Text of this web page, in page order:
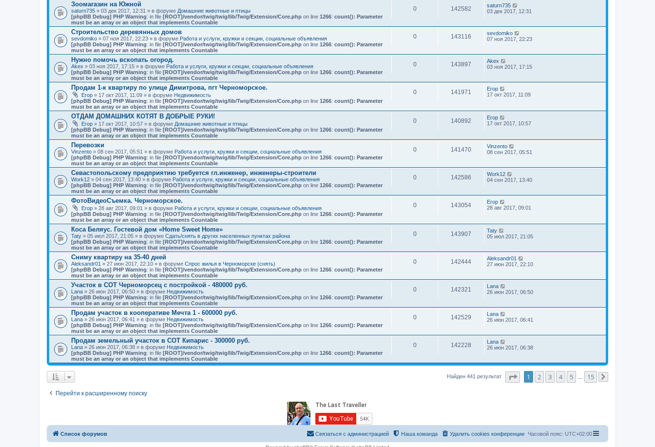
Зоомагазин на Южной
saturn735 » 03 дек 2017, 12:31 » в форуме Домашние животные и птицы
[phpBB Debug] PHP Warning: in file [ROOT]/vendor/twig/twig/lib/Twig/Extension/Core.php on line 1266: count(): Parameter
must be an array or an object that implements Countable
0 142582
saturn735
03 дек 2017, 12:31
Строительство деревянных домов
sevdomiko » 07 ноя 2017, 22:23 » в форуме Работа и услуги, кружки и секции, социальные объявления
[phpBB Debug] PHP Warning: in file [ROOT]/vendor/twig/twig/lib/Twig/Extension/Core.php on line 1266: count(): Parameter
must be an array or an object that implements Countable
0 143116
sevdomiko
07 ноя 2017, 22:23
Нужно помочь вскопать огород.
Akex » 03 ноя 2017, 17:15 » в форуме Работа и услуги, кружки и секции, социальные объявления
[phpBB Debug] PHP Warning: in file [ROOT]/vendor/twig/twig/lib/Twig/Extension/Core.php on line 1266: count(): Parameter
must be an array or an object that implements Countable
0 143897
Akex
03 ноя 2017, 17:15
Продам 1-к квартиру по улице Димитрова, пгт Черноморское.
Егор » 17 окт 2017, 11:09 » в форуме Недвижимость
[phpBB Debug] PHP Warning: in file [ROOT]/vendor/twig/twig/lib/Twig/Extension/Core.php on line 1266: count(): Parameter
must be an array or an object that implements Countable
0 141971
Егор
17 окт 2017, 11:09
ОТДАМ ДОМАШНИХ КОТЯТ В ДОБРЫЕ РУКИ!
Егор » 17 окт 2017, 10:57 » в форуме Домашние животные и птицы
[phpBB Debug] PHP Warning: in file [ROOT]/vendor/twig/twig/lib/Twig/Extension/Core.php on line 1266: count(): Parameter
must be an array or an object that implements Countable
0 140892
Егор
17 окт 2017, 10:57
Перевозки
Vinzento » 08 сен 2017, 05:51 » в форуме Работа и услуги, кружки и секции, социальные объявления
[phpBB Debug] PHP Warning: in file [ROOT]/vendor/twig/twig/lib/Twig/Extension/Core.php on line 1266: count(): Parameter
must be an array or an object that implements Countable
0 141470
Vinzento
08 сен 2017, 05:51
Севастопольскому предприятию требуется гл.инженер, инженеры-строители
Work12 » 04 сен 2017, 13:40 » в форуме Работа и услуги, кружки и секции, социальные объявления
[phpBB Debug] PHP Warning: in file [ROOT]/vendor/twig/twig/lib/Twig/Extension/Core.php on line 1266: count(): Parameter
must be an array or an object that implements Countable
0 142586
Work12
04 сен 2017, 13:40
ФотоВидеоСъемка. Черноморское.
Егор » 28 авг 2017, 09:01 » в форуме Работа и услуги, кружки и секции, социальные объявления
[phpBB Debug] PHP Warning: in file [ROOT]/vendor/twig/twig/lib/Twig/Extension/Core.php on line 1266: count(): Parameter
must be an array or an object that implements Countable
0 143054
Егор
28 авг 2017, 09:01
Коса Беляус. Гостевой дом «Home Sweet Home»
Taty » 05 июл 2017, 21:05 » в форуме Сдать/снять в других населенных пунктах района
[phpBB Debug] PHP Warning: in file [ROOT]/vendor/twig/twig/lib/Twig/Extension/Core.php on line 1266: count(): Parameter
must be an array or an object that implements Countable
0 143907
Taty
05 июл 2017, 21:05
Сниму квартиру на 35-40 дней
Aleksandr01 » 27 июн 2017, 22:10 » в форуме Спрос жилья в Черноморске (снять)
[phpBB Debug] PHP Warning: in file [ROOT]/vendor/twig/twig/lib/Twig/Extension/Core.php on line 1266: count(): Parameter
must be an array or an object that implements Countable
0 142444
Aleksandr01
27 июн 2017, 22:10
Участок в СОТ Черноморсец с постройкой - 480000 руб.
Lana » 26 июн 2017, 06:50 » в форуме Недвижимость
[phpBB Debug] PHP Warning: in file [ROOT]/vendor/twig/twig/lib/Twig/Extension/Core.php on line 1266: count(): Parameter
must be an array or an object that implements Countable
0 142321
Lana
26 июн 2017, 06:50
Продам участок в кооперативе Мечта 1 - 600000 руб.
Lana » 26 июн 2017, 06:41 » в форуме Недвижимость
[phpBB Debug] PHP Warning: in file [ROOT]/vendor/twig/twig/lib/Twig/Extension/Core.php on line 1266: count(): Parameter
must be an array or an object that implements Countable
0 142529
Lana
26 июн 2017, 06:41
Продам земельный участок в СОТ Кипарис - 300000 руб.
Lana » 26 июн 2017, 06:38 » в форуме Недвижимость
[phpBB Debug] PHP Warning: in file [ROOT]/vendor/twig/twig/lib/Twig/Extension/Core.php on line 1266: count(): Parameter
must be an array or an object that implements Countable
0 142228
Lana
26 июн 2017, 06:38
Найден 441 результат Страница 1 из15
1 2 3 4 5 15
Перейти к расширенному поиску
Список форумов Часовой пояс: UTC+02:00
Удалить cookies конференции
Наша команда
Связаться с администрацией